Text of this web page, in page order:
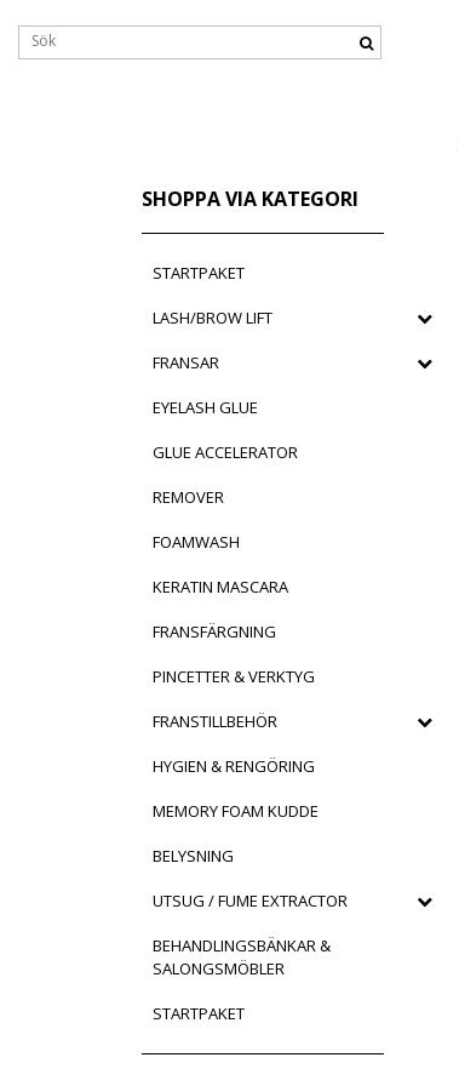
SHOPPA VIA KATEGORI
STARTPAKET
LASH/BROW LIFT
FRANSAR
EYELASH GLUE
GLUE ACCELERATOR
REMOVER
FOAMWASH
KERATIN MASCARA
FRANSFÄRGNING
PINCETTER & VERKTYG
FRANSTILLBEHÖR
HYGIEN & RENGÖRING
MEMORY FOAM KUDDE
BELYSNING
UTSUG / FUME EXTRACTOR
BEHANDLINGSBÄNKAR &
SALONGSMÖBLER
STARTPAKET